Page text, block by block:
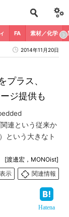
FA 素材／化学
2014年11月20日
プラス、
ジ提供も
連という従来か
という大きなト
[渡邊宏，MONOist]
示
関連情報
Hatena